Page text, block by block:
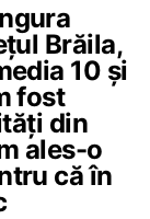
Brăila,
10 și
fost
din
ales-o
că în